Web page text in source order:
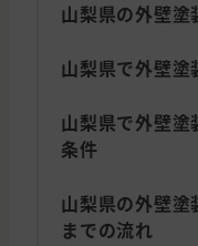
山梨県の外壁塗
山梨県で外壁
山梨県で外壁塗
条件
山梨県の外壁塗
までの流れ